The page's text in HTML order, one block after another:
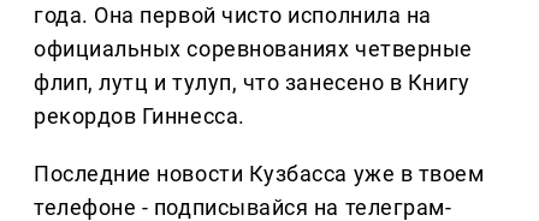
года. Она первой чисто исполнила на
официальных соревнованиях четверные
флип, лутц и тулуп, что занесено в Книгу
рекордов Гиннесса.
Последние новости Кузбасса уже в твоем
телефоне - подписывайся на телеграм-